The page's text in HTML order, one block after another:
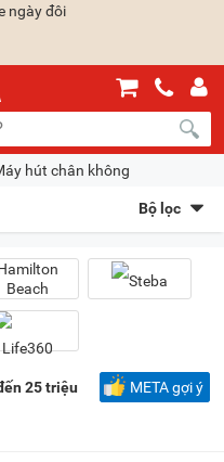
hút chân không
Mocato
Giá giảm dần Giảm giá
ý
Bộ lọc
Beach
25 triệu META gợi ý